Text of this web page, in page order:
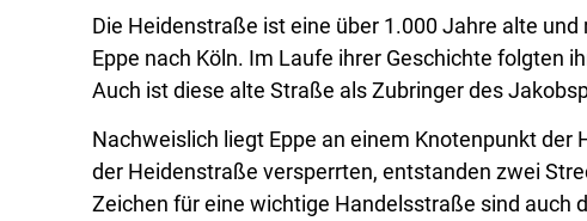
Die Heidenstraße ist eine über 1.000 Jahre alte
Eppe nach Köln. Im Laufe ihrer Geschichte folgten
Auch ist diese alte Straße als Zubringer des
Nachweislich liegt Eppe an einem Knotenpunkt
der Heidenstraße versperrten, entstanden zwei
Zeichen für eine wichtige Handelsstraße sind auch